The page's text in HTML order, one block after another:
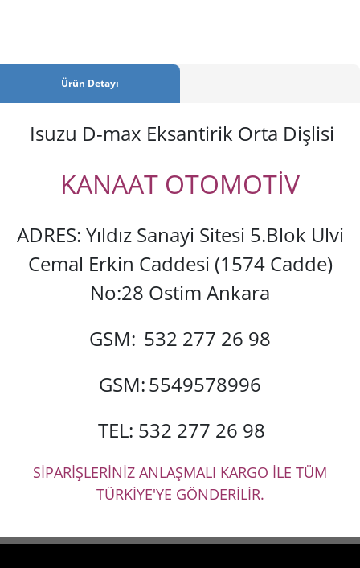
Ürün Detayı
Isuzu D-max Eksantirik Orta Dişlisi
KANAAT OTOMOTİV
ADRES: Yıldız Sanayi Sitesi 5.Blok Ulvi
Cemal Erkin Caddesi (1574 Cadde)
No:28 Ostim Ankara
GSM: 532 277 26 98
GSM:5549578996
TEL: 532 277 26 98
SİPARİŞLERİNİZ ANLAŞMALI KARGO İLE TÜM
TÜRKİYE'YE GÖNDERİLİR.